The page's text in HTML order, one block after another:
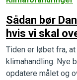
Sådan bør
hvis vi skal
Tiden er løbet fra,
klimahandling. Nye
opdatere målet og